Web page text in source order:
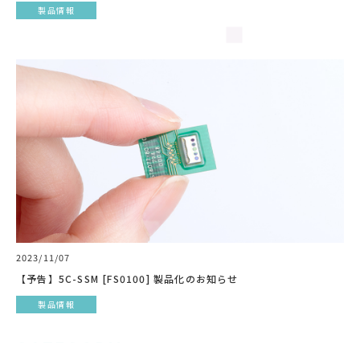
製品情報
2023/11/07
【予告】5C-SSM [FS0100] 製品化のお知らせ
製品情報